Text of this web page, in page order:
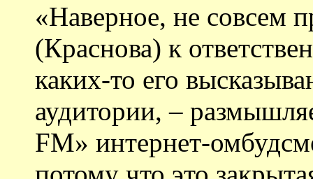
«Наверное, не совсем
(Краснова) к
каких-то его
аудитории, –
FM» интернет-